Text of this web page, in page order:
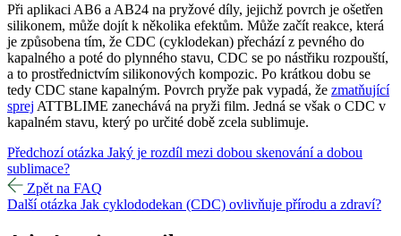
Při aplikaci AB6 a AB24 na pryžové díly, jejichž povrch je ošetřen
silikonem, může dojít k několika efektům. Může začít reakce, která
je způsobena tím, že CDC (cyklodekan) přechází z pevného do
kapalného a poté do plynného stavu, CDC se po nástřiku rozpouští,
a to prostřednictvím silikonových kompozic. Po krátkou dobu se
tedy CDC stane kapalným. Povrch pryže pak vypadá, že zmatňující
sprej ATTBLIME zanechává na pryži film. Jedná se však o CDC v
kapalném stavu, který po určité době zcela sublimuje.
Předchozí otázka Jaký je rozdíl mezi dobou skenování a dobou
sublimace?
Zpět na FAQ
Další otázka Jak cyklododekan (CDC) ovlivňuje přírodu a zdraví?